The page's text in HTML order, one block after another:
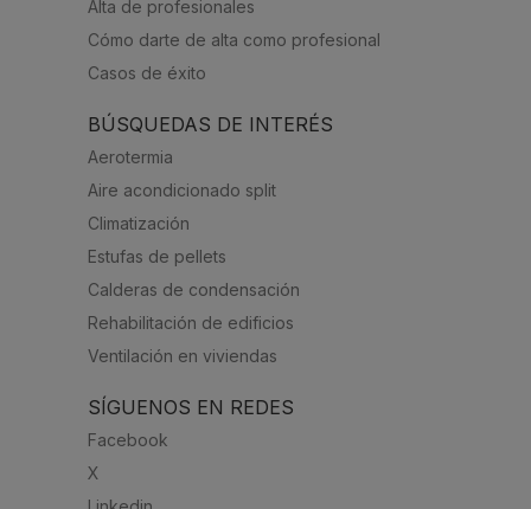
Alta de profesionales
Cómo darte de alta como profesional
Casos de éxito
BÚSQUEDAS DE INTERÉS
Aerotermia
Aire acondicionado split
Climatización
Estufas de pellets
Calderas de condensación
Rehabilitación de edificios
Ventilación en viviendas
SÍGUENOS EN REDES
Facebook
X